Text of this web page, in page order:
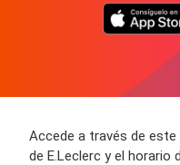
Accede a través de
de E.Leclerc y el horario